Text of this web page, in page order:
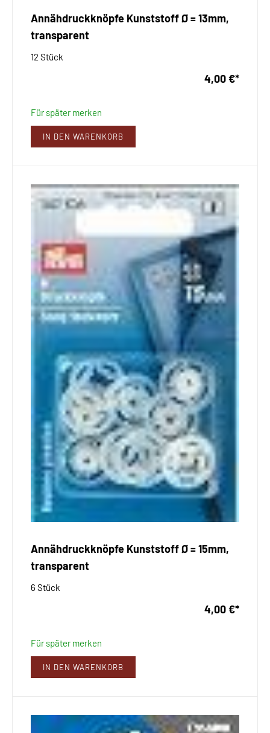
Annähdruckknöpfe Kunststoff Ø = 13mm,
transparent
12 Stück
4,00 €*
Für später merken
IN DEN WARENKORB
Annähdruckknöpfe Kunststoff Ø = 15mm,
transparent
6 Stück
4,00 €*
Für später merken
IN DEN WARENKORB